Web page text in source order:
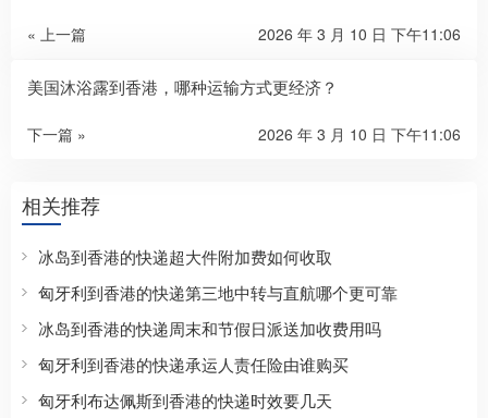
« 上一篇 2026 年 3 月 10 日 下午11:06
美国沐浴露到香港，哪种运输方式更经济？
下一篇 » 2026 年 3 月 10 日 下午11:06
相关推荐
冰岛到香港的快递超大件附加费如何收取
匈牙利到香港的快递第三地中转与直航哪个更可靠
冰岛到香港的快递周末和节假日派送加收费用吗
匈牙利到香港的快递承运人责任险由谁购买
匈牙利布达佩斯到香港的快递时效要几天